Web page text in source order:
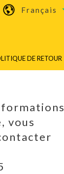
Français
DE RETOUR
vous